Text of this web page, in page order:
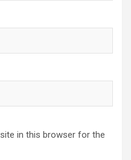
in this browser for the